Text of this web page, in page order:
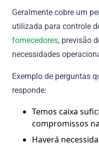
Geralmente cobre um
utilizada para controle
fornecedores, previsão
necessidades
Exemplo de perguntas
responde:
Temos caixa
compromissos
Haverá